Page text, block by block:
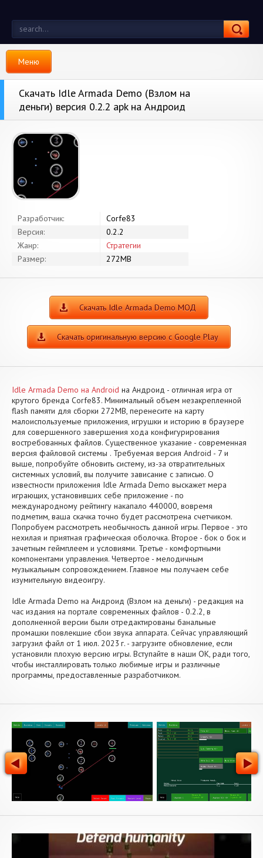
Меню
Скачать Idle Armada Demo (Взлом на
деньги) версия 0.2.2 apk на Андроид
Разработчик:
Corfe83
Версия:
0.2.2
Жанр:
Стратегии
Размер:
272MB
Скачать Idle Armada Demo МОД
Скачать оригинальную версию с Google Play
Idle Armada Demo на Android на Андроид - отличная игра от
крутого бренда Corfe83. Минимальный объем незакрепленной
flash памяти для сборки 272MB, перенесите на карту
малоиспользуемые приложения, игрушки и историю в браузере
для совершенного завершения хода конфигурирования
востребованных файлов. Существенное указание - современная
версия файловой системы . Требуемая версия Android - 7 и
выше, попробуйте обновить систему, из-за отвратительных
системных условий, вы получите зависание с записью. О
известности приложения Idle Armada Demo выскажет мера
играющих, установивших себе приложение - по
международному рейтингу накапало 440000, вовремя
подметим, ваша скачка точно будет рассмотрена счетчиком.
Попробуем рассмотреть необычность данной игры. Первое - это
нехилая и приятная графическая оболочка. Второе - бок о бок и
зачетным геймплеем и условиями. Третье - комфортными
компонентами управления. Четвертое - мелодичным
музыкальным сопровождением. Главное мы получаем себе
изумительную видеоигру.
Idle Armada Demo на Андроид (Взлом на деньги) - редакция на
час издания на портале современных файлов - 0.2.2, в
дополненной версии были отредактированы банальные
промашки повлекшие сбои звука аппарата. Сейчас управляющий
загрузил файл от 1 июл. 2023 г. - загрузите обновление, если
установили плохую версию игры. Вступайте в наши OK, ради того,
чтобы инсталлировать только любимые игры и различные
программы, предоставленные разработчиком.